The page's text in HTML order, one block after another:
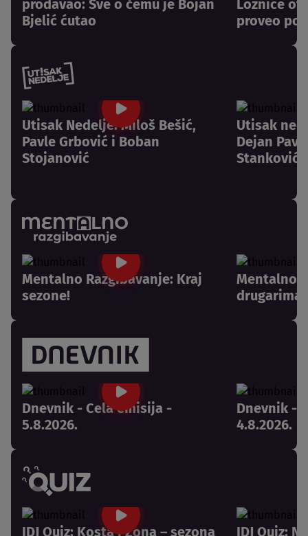
prodavao: Sve o čemu je Bojan
Bjelić ćutao
Loznice
proveo
Utisak Nedelje: Miloš Bešić,
Pavle Grbović i Boban
Stojanović
Utisak
Dejan
Stanković
Mentalno Razgibavanje: Kraj
sezone!
Mentalno
drugarima
Dnevnik - Cela emisija -
5.8.2026.
Dnevnik -
4.8.2026.
IDJ Quiz: Kosta i Zona – sezona IDJ Quiz: